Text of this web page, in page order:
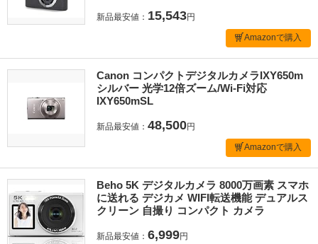
新品最安値： 15,543円
Amazonで購入
Canon コンパクトデジタルカメラIXY650m
シルバー 光学12倍ズーム/Wi-Fi対応
IXY650mSL
新品最安値： 48,500円
Amazonで購入
Beho 5K デジタルカメラ 8000万画素 スマホ
に送れる デジカメ WIFI転送機能 デュアルス
クリーン 自撮り コンパクト カメラ
新品最安値： 6,999円